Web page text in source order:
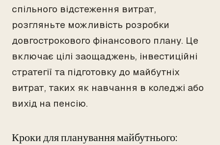
спільного відстеження витрат,
розгляньте можливість розробки
довгострокового фінансового плану. Це
включає цілі заощаджень, інвестиційні
стратегії та підготовку до майбутніх
витрат, таких як навчання в коледжі або
вихід на пенсію.
Кроки для планування майбутнього: